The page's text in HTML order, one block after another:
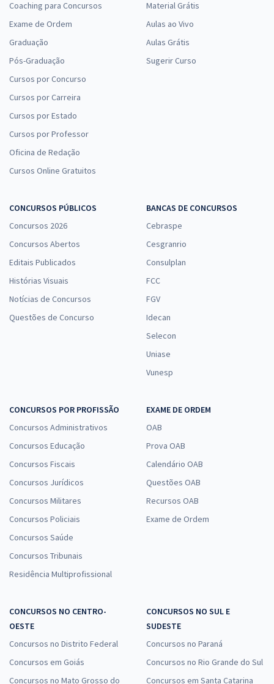
Coaching para Concursos
Exame de Ordem
Graduação
Pós-Graduação
Cursos por Concurso
Cursos por Carreira
Cursos por Estado
Cursos por Professor
Oficina de Redação
Cursos Online Gratuitos
Material Grátis
Aulas ao Vivo
Aulas Grátis
Sugerir Curso
CONCURSOS PÚBLICOS
Concursos 2026
Concursos Abertos
Editais Publicados
Histórias Visuais
Notícias de Concursos
Questões de Concurso
BANCAS DE CONCURSOS
Cebraspe
Cesgranrio
Consulplan
FCC
FGV
Idecan
Selecon
Uniase
Vunesp
CONCURSOS POR PROFISSÃO
Concursos Administrativos
Concursos Educação
Concursos Fiscais
Concursos Jurídicos
Concursos Militares
Concursos Policiais
Concursos Saúde
Concursos Tribunais
Residência Multiprofissional
EXAME DE ORDEM
OAB
Prova OAB
Calendário OAB
Questões OAB
Recursos OAB
Exame de Ordem
CONCURSOS NO CENTRO-
OESTE
Concursos no Distrito Federal
Concursos em Goiás
Concursos no Mato Grosso do
CONCURSOS NO SUL E
SUDESTE
Concursos no Paraná
Concursos no Rio Grande do Sul
Concursos em Santa Catarina